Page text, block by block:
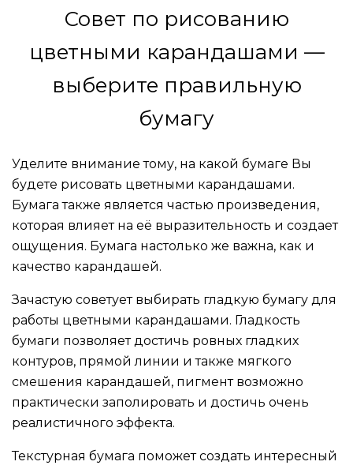
Совет по рисованию
цветными карандашами —
выберите правильную
бумагу
Уделите внимание тому, на какой бумаге Вы
будете рисовать цветными карандашами.
Бумага также является частью произведения,
которая влияет на её выразительность и создает
ощущения. Бумага настолько же важна, как и
качество карандашей.
Зачастую советует выбирать гладкую бумагу для
работы цветными карандашами. Гладкость
бумаги позволяет достичь ровных гладких
контуров, прямой линии и также мягкого
смешения карандашей, пигмент возможно
практически заполировать и достичь очень
реалистичного эффекта.
Текстурная бумага поможет создать интересный